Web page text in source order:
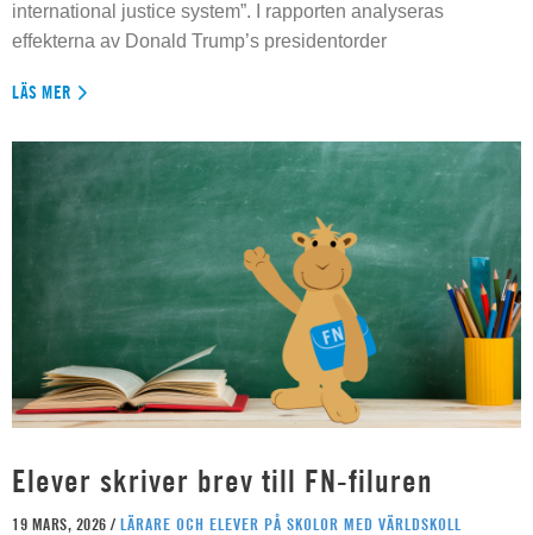
international justice system”. I rapporten analyseras
effekterna av Donald Trump’s presidentorder
LÄS MER
Elever skriver brev till FN-filuren
19 MARS, 2026 / LÄRARE OCH ELEVER PÅ SKOLOR MED VÄRLDSKOLL